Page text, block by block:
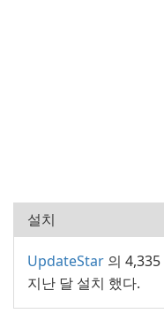
설치
UpdateStar 의
지난 달 설치 했다.